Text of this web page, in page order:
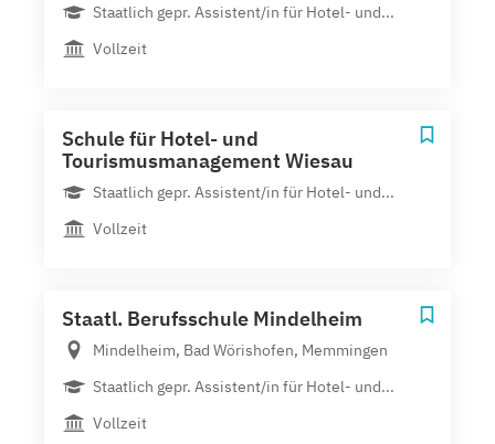
Staatlich gepr. Assistent/in für Hotel- und...
Vollzeit
Schule für Hotel- und
Tourismusmanagement Wiesau
Staatlich gepr. Assistent/in für Hotel- und...
Vollzeit
Staatl. Berufsschule Mindelheim
Mindelheim, Bad Wörishofen, Memmingen
Staatlich gepr. Assistent/in für Hotel- und...
Vollzeit